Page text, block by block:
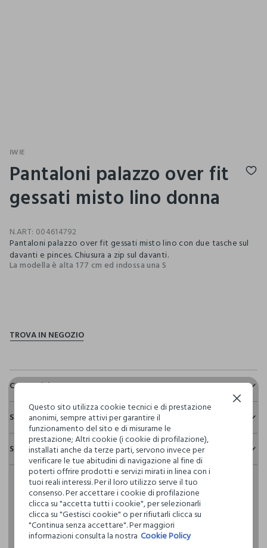
IWIE
Pantaloni palazzo over fit
gessati misto lino donna
N.ART: 004614792
Pantaloni palazzo over fit gessati misto lino con due tasche sul
davanti e pinces. Chiusura a zip sul davanti.
La modella è alta 177 cm ed indossa una S
Composizione e cura
Composizione:
55% LINO,45% COTONE
NON CANDEGGIARE
TEMPERATURA MASSIMA 30°C - PROCEDURA DELICATA
LAVAGGIO A SECCO PROFESSIONALE CON
TETRACLOROETILENE E TUTTI I SOLVENTI INDICATI CON IL
SEGNO F - PROCEDURA NORMALE
Sostenibilità e trasparenza
Sicurezza
Il 100% dei nostri articoli viene sottoposto a test chimico-
fisici, per verificarne il rispetto dei limiti che abbiamo
definito per l’uso di sostanze chimiche, talvolta anche più
restrittivi rispetto a quelli previsti dalla normativa
internazionale.
Clicca qui per vedere i dettagli
Spedizione e resi
Hai fino a 30 giorni dalla consegna del tuo ordine online per
cambiare idea e restituire i prodotti che hai acquistato.
Questo sito utilizza cookie tecnici e di prestazione
anonimi, sempre attivi per garantire il
funzionamento del sito e di misurarne le
prestazione; Altri cookie (i cookie di profilazione),
installati anche da terze parti, servono invece per
verificare le tue abitudini di navigazione al fine di
poterti offrire prodotti e servizi mirati in linea con i
tuoi reali interessi. Per il loro utilizzo serve il tuo
consenso. Per accettare i cookie di profilazione
clicca su "accetta tutti i cookie", per selezionarli
clicca su "Gestisci cookie" o per rifiutarli clicca su
"Continua senza accettare". Per maggiori
informazioni consulta la nostra Cookie Policy
Continua senza accettare